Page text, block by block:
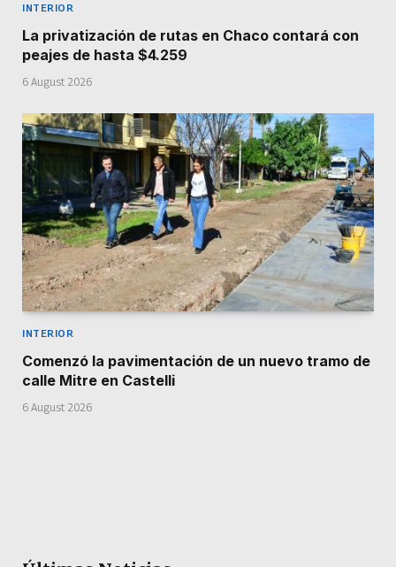
INTERIOR
La privatización de rutas en Chaco contará con
peajes de hasta $4.259
6 August 2026
INTERIOR
Comenzó la pavimentación de un nuevo tramo de
calle Mitre en Castelli
6 August 2026